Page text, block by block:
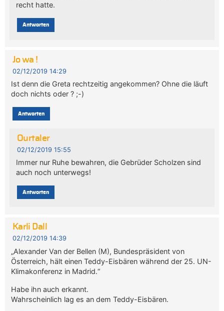
recht hatte.
Antworten
Jo wa !
02/12/2019 14:29
Ist denn die Greta rechtzeitig angekommen? Ohne die läuft
doch nichts oder ? ;-)
Antworten
Ourtaler
02/12/2019 15:55
Immer nur Ruhe bewahren, die Gebrüder Scholzen sind
auch noch unterwegs!
Antworten
Karli Dall
02/12/2019 14:39
„Alexander Van der Bellen (M), Bundespräsident von
Österreich, hält einen Teddy-Eisbären während der 25. UN-
Klimakonferenz in Madrid.“
Habe ihn auch erkannt.
Wahrscheinlich lag es an dem Teddy-Eisbären.